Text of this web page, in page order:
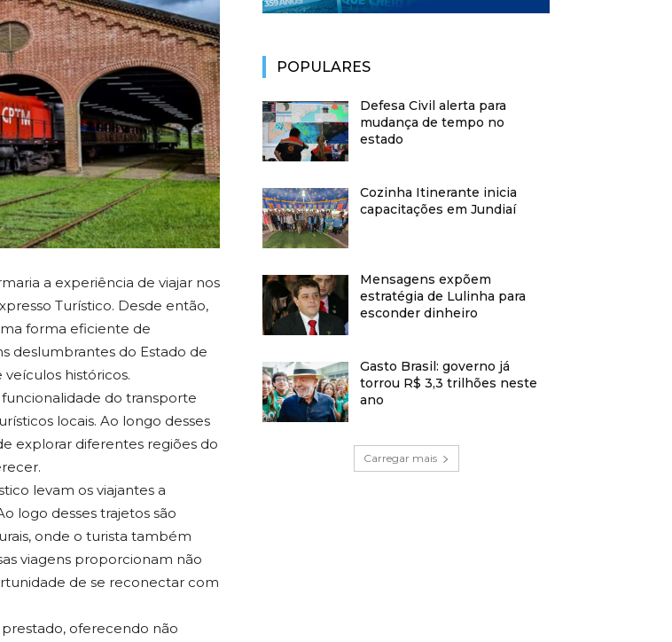
a experiência de viajar nos
Turístico. Desde então,
forma eficiente de
deslumbrantes do Estado de
históricos.
do transporte
locais. Ao longo desses
explorar diferentes regiões do
levam os viajantes a
logo desses trajetos são
onde o turista também
viagens proporcionam não
de se reconectar com
prestado, oferecendo não
POPULARES
Defesa Civil alerta para
mudança de tempo no
estado
Cozinha Itinerante inicia
capacitações em Jundiaí
Mensagens expõem
estratégia de Lulinha para
esconder dinheiro
Gasto Brasil: governo já
torrou R$ 3,3 trilhões neste
ano
Carregar mais